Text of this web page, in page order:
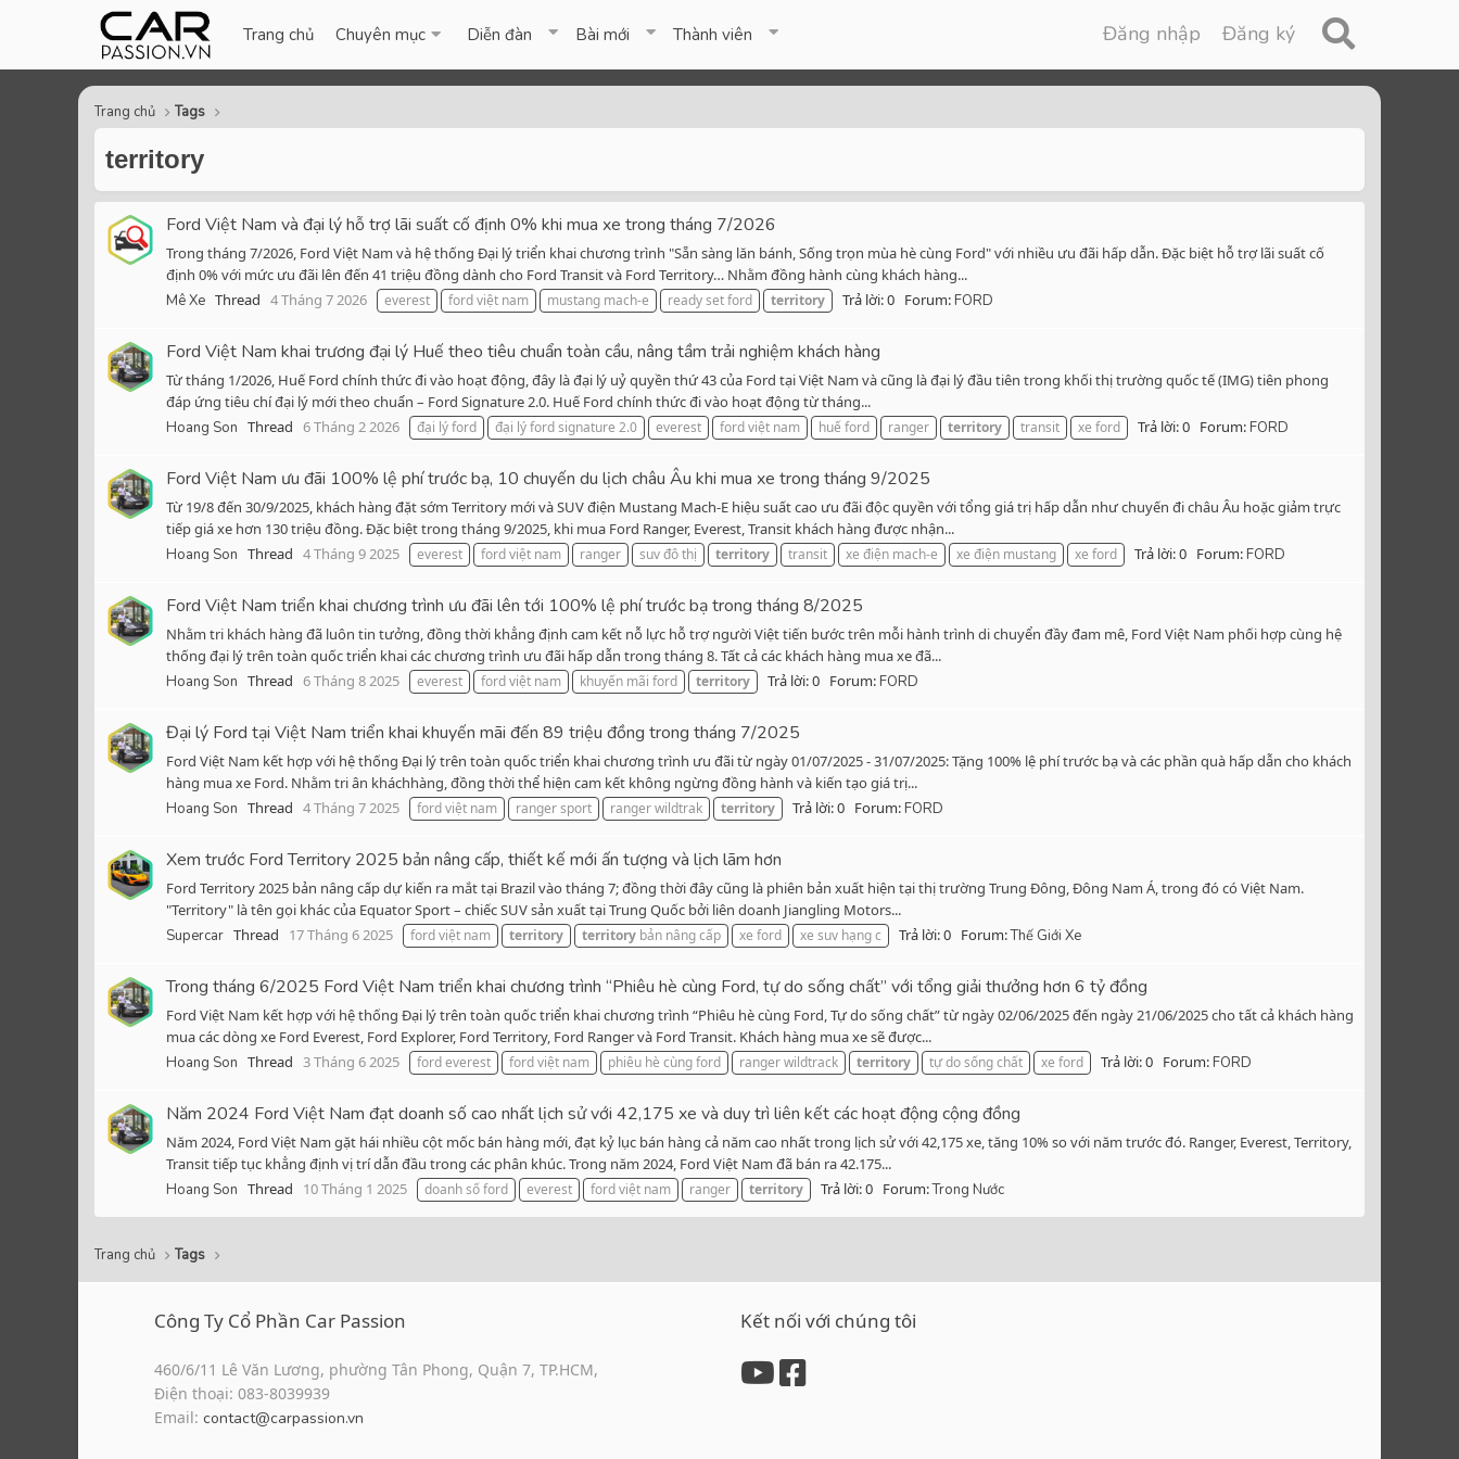
Trang chủ Chuyên mục Diễn đàn Bài mới Thành viên Đăng nhập Đăng ký
Trang chủ Tags
territory
Ford Việt Nam và đại lý hỗ trợ lãi suất cố định 0% khi mua xe trong tháng 7/2026
Trong tháng 7/2026, Ford Việt Nam và hệ thống Đại lý triển khai chương trình "Sẵn sàng lăn bánh, Sống trọn mùa hè cùng Ford" với nhiều ưu đãi hấp dẫn. Đặc biệt hỗ trợ lãi suất cố
định 0% với mức ưu đãi lên đến 41 triệu đồng dành cho Ford Transit và Ford Territory… Nhằm đồng hành cùng khách hàng...
Mê Xe Thread 4 Tháng 7 2026 everest ford việt nam mustang mach-e ready set ford territory Trả lời: 0 Forum:FORD
Ford Việt Nam khai trương đại lý Huế theo tiêu chuẩn toàn cầu, nâng tầm trải nghiệm khách hàng
Từ tháng 1/2026, Huế Ford chính thức đi vào hoạt động, đây là đại lý uỷ quyền thứ 43 của Ford tại Việt Nam và cũng là đại lý đầu tiên trong khối thị trường quốc tế (IMG) tiên phong
đáp ứng tiêu chí đại lý mới theo chuẩn – Ford Signature 2.0. Huế Ford chính thức đi vào hoạt động từ tháng...
Hoang Son Thread 6 Tháng 2 2026 đại lý ford đại lý ford signature 2.0 everest ford việt nam huế ford ranger territory transit xe ford Trả lời: 0 Forum:FORD
Ford Việt Nam ưu đãi 100% lệ phí trước bạ, 10 chuyến du lịch châu Âu khi mua xe trong tháng 9/2025
Từ 19/8 đến 30/9/2025, khách hàng đặt sớm Territory mới và SUV điện Mustang Mach-E hiệu suất cao ưu đãi độc quyền với tổng giá trị hấp dẫn như chuyến đi châu Âu hoặc giảm trực
tiếp giá xe hơn 130 triệu đồng. Đặc biệt trong tháng 9/2025, khi mua Ford Ranger, Everest, Transit khách hàng được nhận...
Hoang Son Thread 4 Tháng 9 2025 everest ford việt nam ranger suv đô thị territory transit xe điện mach-e xe điện mustang xe ford Trả lời: 0 Forum:FORD
Ford Việt Nam triển khai chương trình ưu đãi lên tới 100% lệ phí trước bạ trong tháng 8/2025
Nhằm tri khách hàng đã luôn tin tưởng, đồng thời khẳng định cam kết nỗ lực hỗ trợ người Việt tiến bước trên mỗi hành trình di chuyển đầy đam mê, Ford Việt Nam phối hợp cùng hệ
thống đại lý trên toàn quốc triển khai các chương trình ưu đãi hấp dẫn trong tháng 8. Tất cả các khách hàng mua xe đã...
Hoang Son Thread 6 Tháng 8 2025 everest ford việt nam khuyến mãi ford territory Trả lời: 0 Forum:FORD
Đại lý Ford tại Việt Nam triển khai khuyến mãi đến 89 triệu đồng trong tháng 7/2025
Ford Việt Nam kết hợp với hệ thống Đại lý trên toàn quốc triển khai chương trình ưu đãi từ ngày 01/07/2025 - 31/07/2025: Tặng 100% lệ phí trước bạ và các phần quà hấp dẫn cho khách
hàng mua xe Ford. Nhằm tri ân kháchhàng, đồng thời thể hiện cam kết không ngừng đồng hành và kiến tạo giá trị...
Hoang Son Thread 4 Tháng 7 2025 ford việt nam ranger sport ranger wildtrak territory Trả lời: 0 Forum:FORD
Xem trước Ford Territory 2025 bản nâng cấp, thiết kế mới ấn tượng và lịch lãm hơn
Ford Territory 2025 bản nâng cấp dự kiến ra mắt tại Brazil vào tháng 7; đồng thời đây cũng là phiên bản xuất hiện tại thị trường Trung Đông, Đông Nam Á, trong đó có Việt Nam.
"Territory" là tên gọi khác của Equator Sport – chiếc SUV sản xuất tại Trung Quốc bởi liên doanh Jiangling Motors...
Supercar Thread 17 Tháng 6 2025 ford việt nam territory territory bản nâng cấp xe ford xe suv hạng c Trả lời: 0 Forum:Thế Giới Xe
Trong tháng 6/2025 Ford Việt Nam triển khai chương trình “Phiêu hè cùng Ford, tự do sống chất” với tổng giải thưởng hơn 6 tỷ đồng
Ford Việt Nam kết hợp với hệ thống Đại lý trên toàn quốc triển khai chương trình “Phiêu hè cùng Ford, Tự do sống chất” từ ngày 02/06/2025 đến ngày 21/06/2025 cho tất cả khách hàng
mua các dòng xe Ford Everest, Ford Explorer, Ford Territory, Ford Ranger và Ford Transit. Khách hàng mua xe sẽ được...
Hoang Son Thread 3 Tháng 6 2025 ford everest ford việt nam phiêu hè cùng ford ranger wildtrack territory tự do sống chất xe ford Trả lời: 0 Forum:FORD
Năm 2024 Ford Việt Nam đạt doanh số cao nhất lịch sử với 42,175 xe và duy trì liên kết các hoạt động cộng đồng
Năm 2024, Ford Việt Nam gặt hái nhiều cột mốc bán hàng mới, đạt kỷ lục bán hàng cả năm cao nhất trong lịch sử với 42,175 xe, tăng 10% so với năm trước đó. Ranger, Everest, Territory,
Transit tiếp tục khẳng định vị trí dẫn đầu trong các phân khúc. Trong năm 2024, Ford Việt Nam đã bán ra 42.175...
Hoang Son Thread 10 Tháng 1 2025 doanh số ford everest ford việt nam ranger territory Trả lời: 0 Forum:Trong Nước
Trang chủ Tags
Công Ty Cổ Phần Car Passion
460/6/11 Lê Văn Lương, phường Tân Phong, Quận 7, TP.HCM,
Điện thoại: 083-8039939
Email: contact@carpassion.vn
Kết nối với chúng tôi